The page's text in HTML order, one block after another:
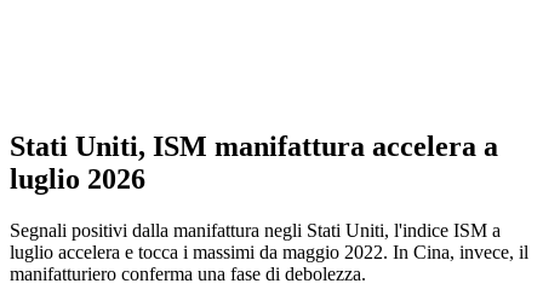
Stati Uniti, ISM manifattura accelera a
luglio 2026
Segnali positivi dalla manifattura negli Stati Uniti, l'indice ISM a
luglio accelera e tocca i massimi da maggio 2022. In Cina, invece, il
manifatturiero conferma una fase di debolezza.